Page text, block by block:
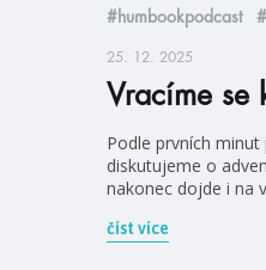
#humbookpodcast
25. 12. 2025
Vracíme se
Podle prvních
diskutujeme o
nakonec dojde i na
číst více